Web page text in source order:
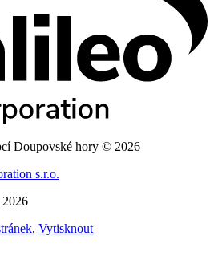
Doupovské hory © 2026
s.r.o.
2026
, Vytisknout